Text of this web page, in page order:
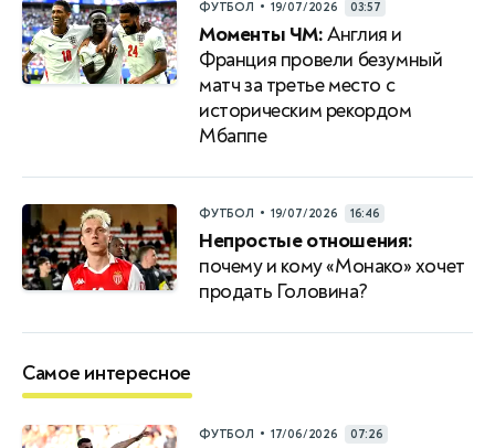
ФУТБОЛ • 19/07/2026 03:57
Моменты ЧМ:Англия и
Франция провели безумный
матч за третье место с
историческим рекордом
Мбаппе
ФУТБОЛ • 19/07/2026 16:46
Непростые отношения:
почему и кому «Монако» хочет
продать Головина?
Самое интересное
ФУТБОЛ • 17/06/2026 07:26